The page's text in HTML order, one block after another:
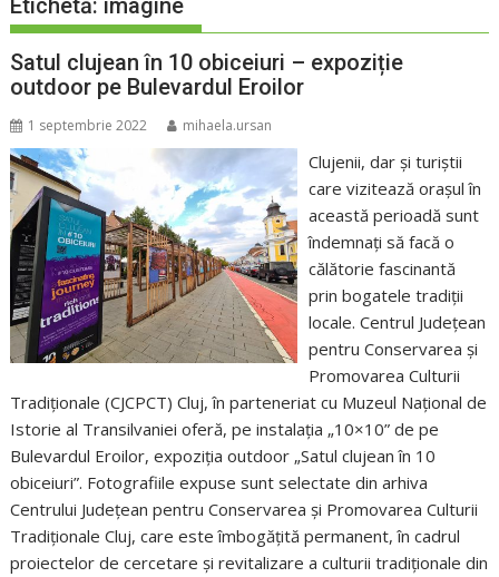
Etichetă: imagine
Satul clujean în 10 obiceiuri – expoziție
outdoor pe Bulevardul Eroilor
1 septembrie 2022 mihaela.ursan
Clujenii, dar și turiștii
care vizitează orașul în
această perioadă sunt
îndemnați să facă o
călătorie fascinantă
prin bogatele tradiții
locale. Centrul Județean
pentru Conservarea și
Promovarea Culturii
Tradiționale (CJCPCT) Cluj, în parteneriat cu Muzeul Național de
Istorie al Transilvaniei oferă, pe instalația „10×10” de pe
Bulevardul Eroilor, expoziția outdoor „Satul clujean în 10
obiceiuri”. Fotografiile expuse sunt selectate din arhiva
Centrului Județean pentru Conservarea și Promovarea Culturii
Tradiționale Cluj, care este îmbogățită permanent, în cadrul
proiectelor de cercetare și revitalizare a culturii tradiționale din